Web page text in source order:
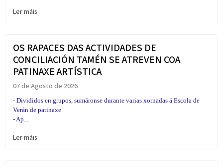
Ler máis
OS RAPACES DAS ACTIVIDADES DE
CONCILIACIÓN TAMÉN SE ATREVEN COA
PATINAXE ARTÍSTICA
07 de Agosto de 2026
- Divididos en grupos, sumáronse durante varias xornadas á Escola de
Verán de patinaxe
- Ap...
Ler máis